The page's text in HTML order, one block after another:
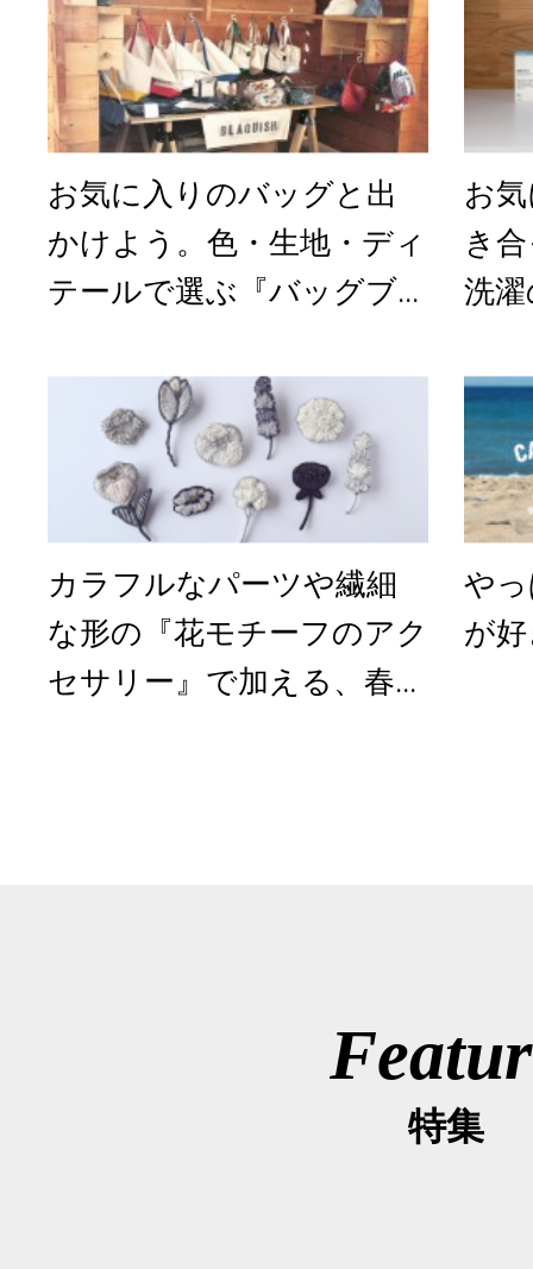
お気に入りのバッグと出
かけよう。色・生地・ディ
テールで選ぶ『バッグブ...
お
き
洗
カラフルなパーツや繊細
な形の『花モチーフのアク
セサリー』で加える、春...
や
が
特集